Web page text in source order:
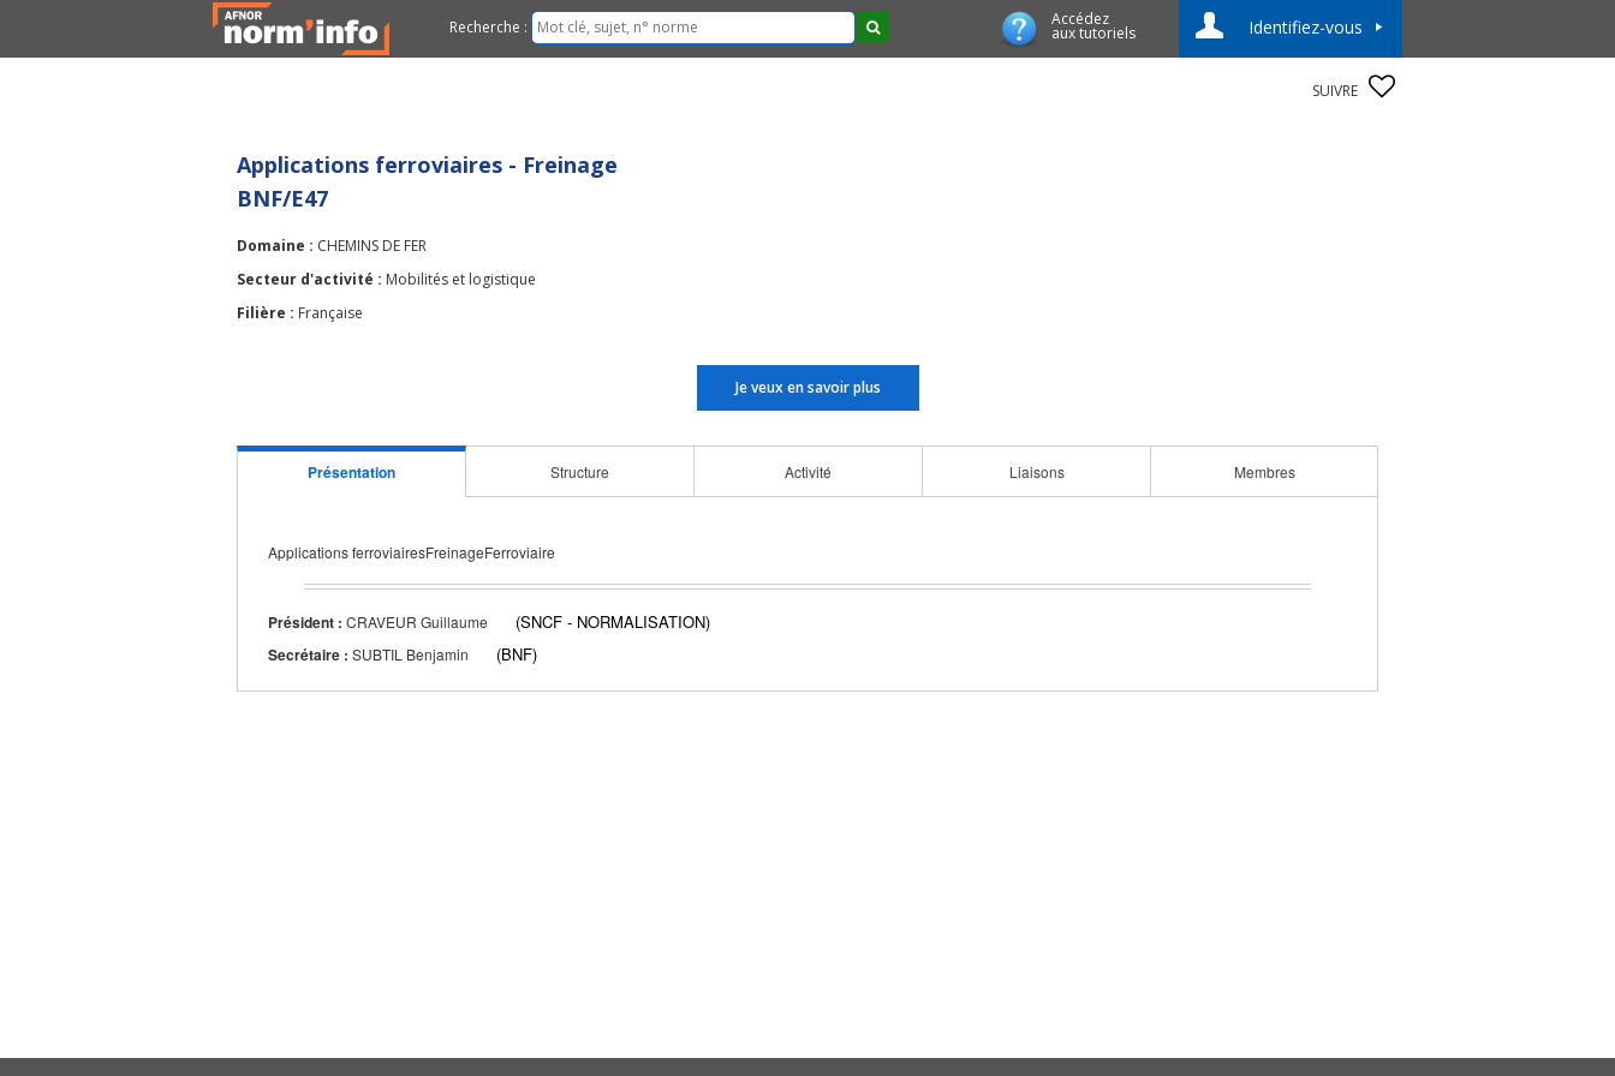
Recherche : Accédez
aux tutoriels Identifiez-vous
SUIVRE
Applications ferroviaires - Freinage
BNF/E47
Domaine : CHEMINS DE FER
Secteur d'activité : Mobilités et logistique
Filière : Française
Je veux en savoir plus
Présentation Structure Activité Liaisons Membres
Applications ferroviairesFreinageFerroviaire
Président : CRAVEUR Guillaume (SNCF - NORMALISATION)
Secrétaire : SUBTIL Benjamin (BNF)